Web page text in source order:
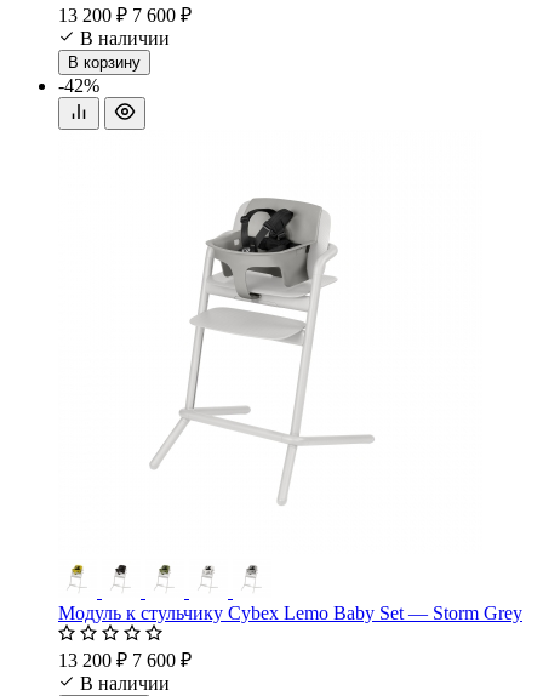
13 200 ₽ 7 600 ₽
В наличии
В корзину
-42%
Модуль к стульчику Cybex Lemo Baby Set — Storm Grey
13 200 ₽ 7 600 ₽
В наличии